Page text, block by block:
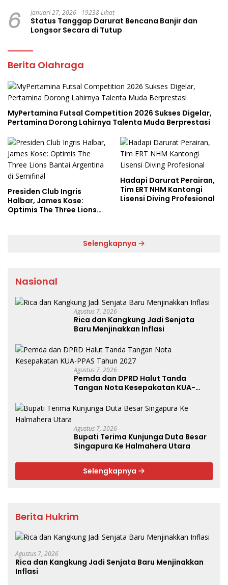
6 Januari 27, 2026 19238 Lihat
Status Tanggap Darurat Bencana Banjir dan
Longsor Secara di Tutup
Berita Olahraga
MyPertamina Futsal Competition 2026 Sukses Digelar,
Pertamina Dorong Lahirnya Talenta Muda Berprestasi
Presiden Club Ingris
Halbar, James Kose:
Optimis The Three Lions
Hadapi Darurat Perairan,
Tim ERT NHM Kantongi
Lisensi Diving Profesional
Selengkapnya
Nasional
Agustus 7, 2026
Rica dan Kangkung Jadi Senjata
Baru Menjinakkan Inflasi
Agustus 7, 2026
Pemda dan DPRD Halut Tanda
Tangan Nota Kesepakatan KUA-
Agustus 7, 2026
Bupati Terima Kunjunga Duta Besar
Singapura Ke Halmahera Utara
Selengkapnya
Berita Hukrim
Agustus 7, 2026
Rica dan Kangkung Jadi Senjata Baru Menjinakkan
Inflasi